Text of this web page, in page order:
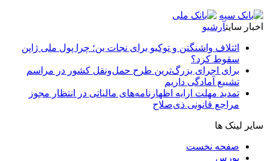
اخبار سایتآرشیو
ائتلاف واشنگتن و توکیو برای نجات ین؛ چرا پول ملی ژاپن
سقوط کرد؟
برای اجرای بزرگ‌ترین طرح حمل‌ونقل کشور در مراسم
تشییع آمادگی داریم
تمدید مهلت ارایه اظهارنامه‌های مالیاتی در انتظار مجوز
مراجع قانونی ذی‌‏صلاح
سایر لینک ها
صفحه نخست
بورس